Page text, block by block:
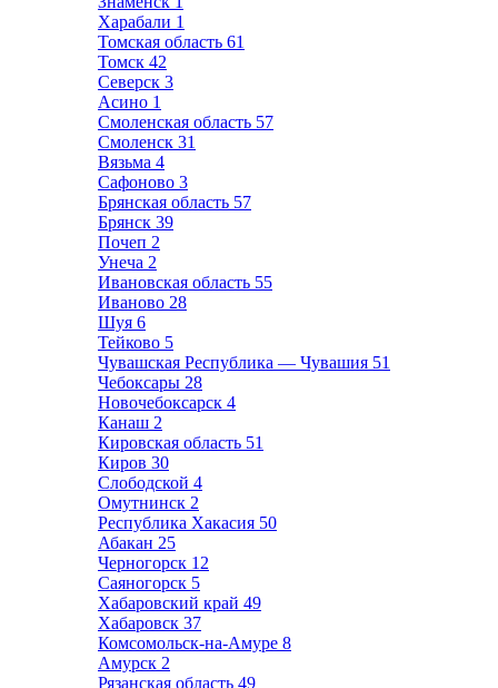
Харабали 1
Томская область 61
Томск 42
Северск 3
Асино 1
Смоленская область 57
Смоленск 31
Вязьма 4
Сафоново 3
Брянская область 57
Брянск 39
Почеп 2
Унеча 2
Ивановская область 55
Иваново 28
Шуя 6
Тейково 5
Чувашская Республика — Чувашия 51
Чебоксары 28
Новочебоксарск 4
Канаш 2
Кировская область 51
Киров 30
Слободской 4
Омутнинск 2
Республика Хакасия 50
Абакан 25
Черногорск 12
Саяногорск 5
Хабаровский край 49
Хабаровск 37
Комсомольск-на-Амуре 8
Амурск 2
Рязанская область 49